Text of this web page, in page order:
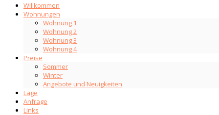
Willkommen
Wohnungen
Wohnung 1
Wohnung 2
Wohnung 3
Wohnung 4
Preise
Sommer
Winter
Angebote und Neuigkeiten
Lage
Anfrage
Links